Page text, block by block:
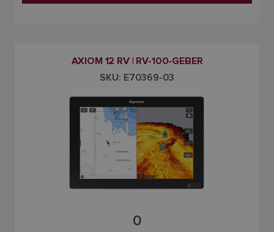
AXIOM 12 RV | RV-100-GEBER
SKU: E70369-03
0